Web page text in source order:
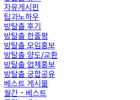
자유게시판
팁과노하우
방탈출 후기
방탈출 한줄평
방탈출 모임홍보
방탈출 양도/교환
방탈출 업체홍보
방탈출 궁합공유
베스트 게시물
월간 - 베스트